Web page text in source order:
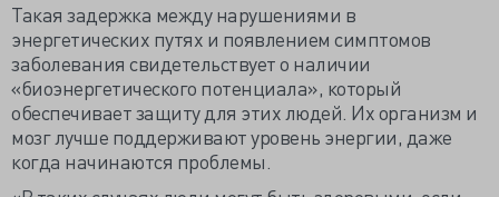
Такая задержка между нарушениями в
энергетических путях и появлением симптомов
заболевания свидетельствует о наличии
«биоэнергетического потенциала», который
обеспечивает защиту для этих людей. Их организм и
мозг лучше поддерживают уровень энергии, даже
когда начинаются проблемы.